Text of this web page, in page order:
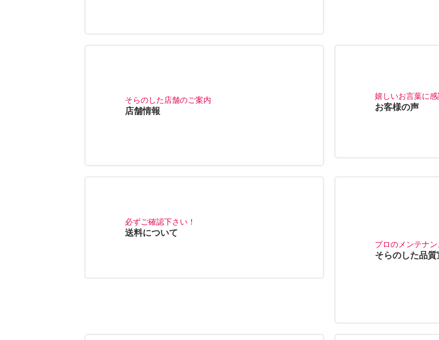
そらのした店舗のご案内
店舗情報
嬉しいお言葉に感
お客様の声
必ずご確認下さい！
送料について
プロのメンテナ
そらのした品質